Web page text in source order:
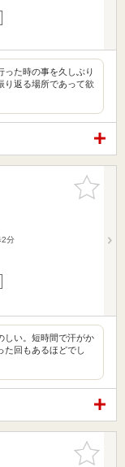
った時の事を久しぶり
返る場所であって欲
お気に入
りに追加
2分
しい。短時間で汗がか
た回もあるほどでし
お気に入
りに追加